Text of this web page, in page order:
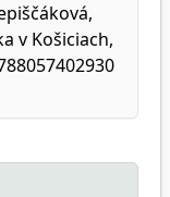
v Košiciach,